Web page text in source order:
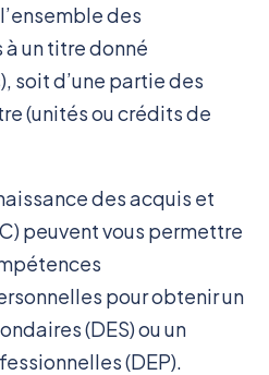
des
un titre donné
soit d’une partie des
(unités ou crédits de
des acquis et
peuvent vous permettre
pour obtenir un
(DES) ou un
(DEP).